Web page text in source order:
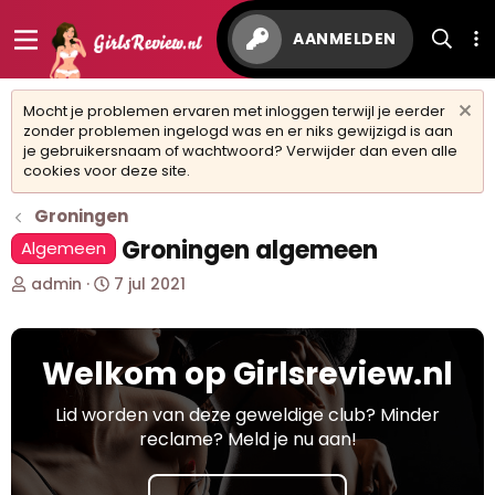
AANMELDEN
Mocht je problemen ervaren met inloggen terwijl je eerder
zonder problemen ingelogd was en er niks gewijzigd is aan
je gebruikersnaam of wachtwoord? Verwijder dan even alle
cookies voor deze site.
Groningen
Algemeen
Groningen algemeen
O
d
p
s
admin
S
a
t
d
a
7 jul 2021
Welkom op Girlsreview.nl
Lid worden van deze geweldige club? Minder
reclame? Meld je nu aan!